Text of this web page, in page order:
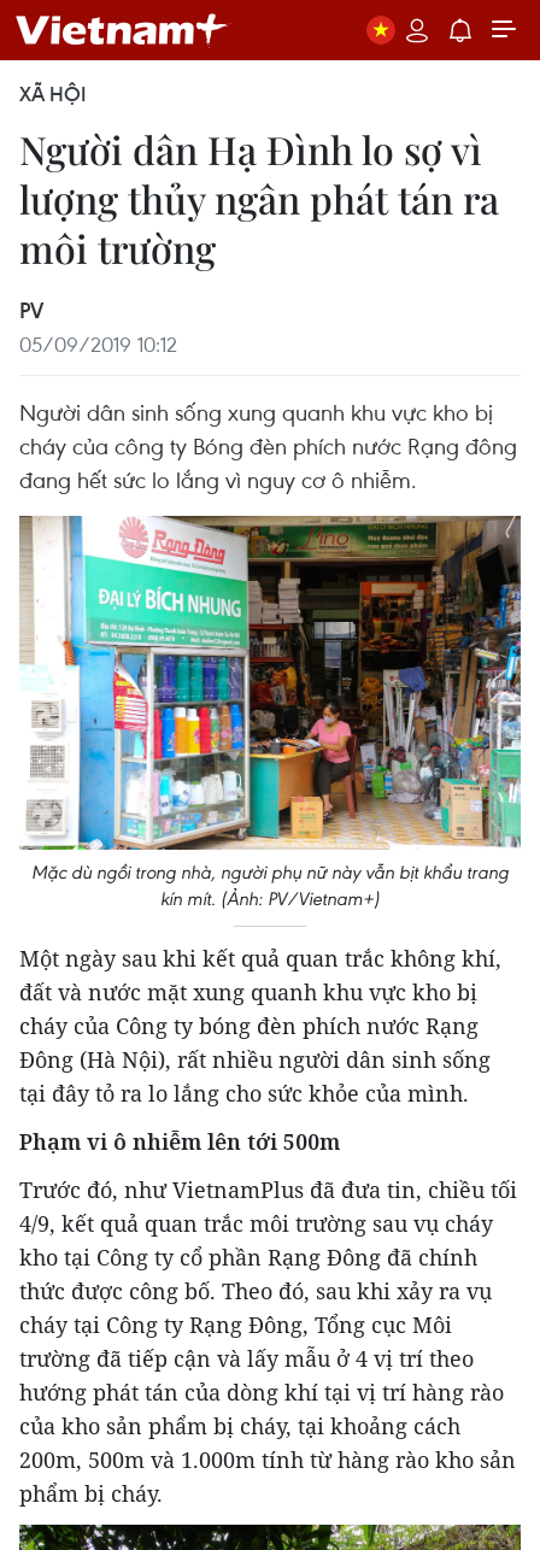
XÃ HỘI
Người dân Hạ Đình lo sợ vì
lượng thủy ngân phát tán ra
môi trường
PV
05/09/2019 10:12
Người dân sinh sống xung quanh khu vực kho bị
cháy của công ty Bóng đèn phích nước Rạng đông
đang hết sức lo lắng vì nguy cơ ô nhiễm.
Mặc dù ngồi trong nhà, người phụ nữ này vẫn bịt khẩu trang
kín mít. (Ảnh: PV/Vietnam+)
Một ngày sau khi kết quả quan trắc không khí,
đất và nước mặt xung quanh khu vực kho bị
cháy của Công ty bóng đèn phích nước Rạng
Đông (Hà Nội), rất nhiều người dân sinh sống
tại đây tỏ ra lo lắng cho sức khỏe của mình.
Phạm vi ô nhiễm lên tới 500m
Trước đó, như VietnamPlus đã đưa tin, chiều tối
4/9, kết quả quan trắc môi trường sau vụ cháy
kho tại Công ty cổ phần Rạng Đông đã chính
thức được công bố. Theo đó, sau khi xảy ra vụ
cháy tại Công ty Rạng Đông, Tổng cục Môi
trường đã tiếp cận và lấy mẫu ở 4 vị trí theo
hướng phát tán của dòng khí tại vị trí hàng rào
của kho sản phẩm bị cháy, tại khoảng cách
200m, 500m và 1.000m tính từ hàng rào kho sản
phẩm bị cháy.